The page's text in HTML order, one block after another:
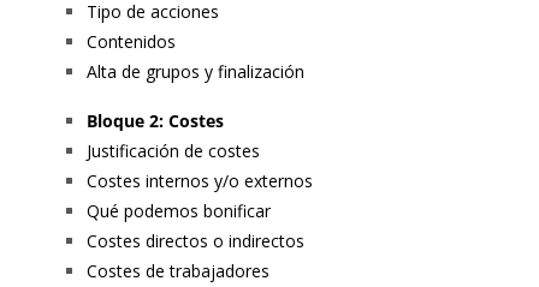
Tipo de acciones
Contenidos
Alta de grupos y finalización
Bloque 2: Costes
Justificación de costes
Costes internos y/o externos
Qué podemos bonificar
Costes directos o indirectos
Costes de trabajadores